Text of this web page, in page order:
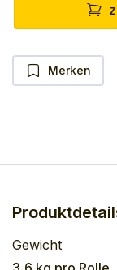
Merken
Gewicht